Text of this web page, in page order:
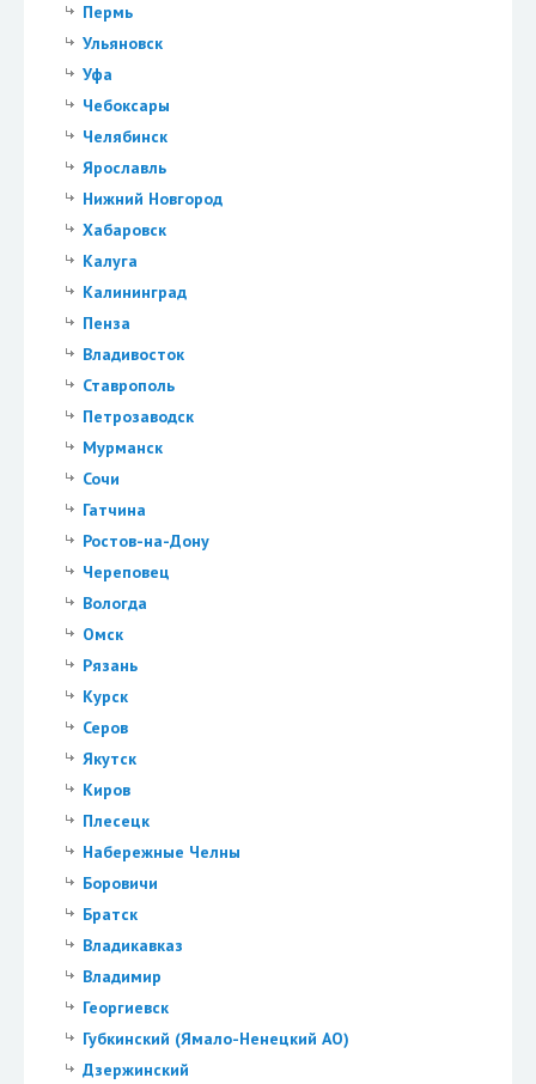
Пермь
Ульяновск
Уфа
Чебоксары
Челябинск
Ярославль
Нижний Новгород
Хабаровск
Калуга
Калининград
Пенза
Владивосток
Ставрополь
Петрозаводск
Мурманск
Сочи
Гатчина
Ростов-на-Дону
Череповец
Вологда
Омск
Рязань
Курск
Серов
Якутск
Киров
Плесецк
Набережные Челны
Боровичи
Братск
Владикавказ
Владимир
Георгиевск
Губкинский (Ямало-Ненецкий АО)
Дзержинский